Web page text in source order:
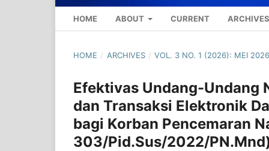
HOME ABOUT CURRENT
HOME / ARCHIVES / VOL. 3 NO. 1 (2026): MEI
Efektivas Undang-Undang
dan Transaksi Elektronik
bagi Korban Pencemaran
303/Pid.Sus/2022/